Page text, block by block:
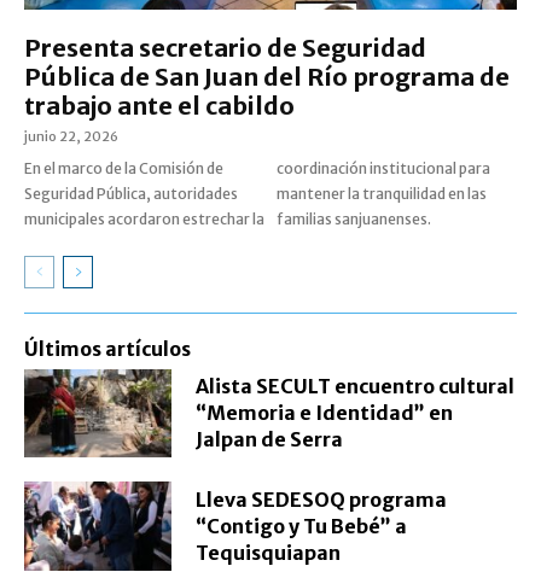
Presenta secretario de Seguridad
Pública de San Juan del Río programa de
trabajo ante el cabildo
junio 22, 2026
En el marco de la Comisión de
Seguridad Pública, autoridades
municipales acordaron estrechar la
coordinación institucional para
mantener la tranquilidad en las
familias sanjuanenses.
Últimos artículos
Alista SECULT encuentro cultural
“Memoria e Identidad” en
Jalpan de Serra
Lleva SEDESOQ programa
“Contigo y Tu Bebé” a
Tequisquiapan